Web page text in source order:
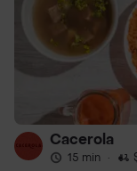
Cacerola
15 min ·